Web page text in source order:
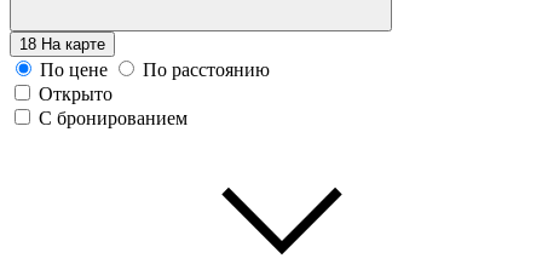
18 На карте
По цене
По расстоянию
Открыто
С бронированием